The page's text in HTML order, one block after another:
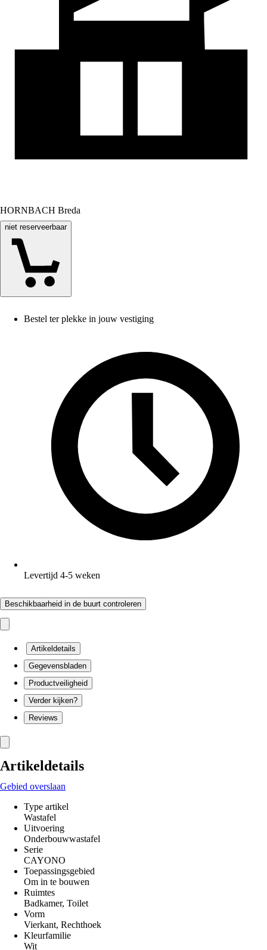
HORNBACH Breda
niet reserveerbaar
Bestel ter plekke in jouw vestiging
Levertijd 4-5 weken
Beschikbaarheid in de buurt controleren
Artikeldetails
Gegevensbladen
Productveiligheid
Verder kijken?
Reviews
Artikeldetails
Gebied overslaan
Type artikel
Wastafel
Uitvoering
Onderbouwwastafel
Serie
CAYONO
Toepassingsgebied
Om in te bouwen
Ruimtes
Badkamer, Toilet
Vorm
Vierkant, Rechthoek
Kleurfamilie
Wit